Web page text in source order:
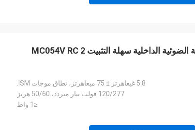
وظيفة ON / OFF مستشعر الحركة الضوئية الداخلية سهلة التثبيت MC054V RC 2
5.8 غيغاهرتز ± 75 ميغاهرتز، نطاق موجات ISM.
120/277 فولت تيار متردد، 50/60 هرتز
≤1 واط